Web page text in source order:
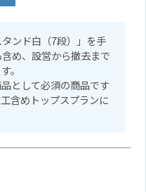
ンド白（7段）」を手
め、設営から撤去まで
。
として必須の商品です
含めトップスプランに